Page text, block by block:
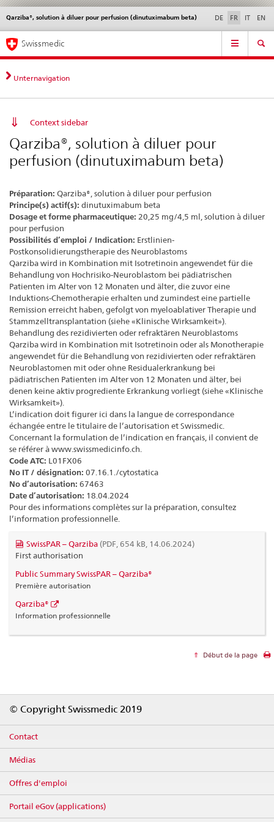
Navigation
directe:
actualités,
bases
contact
Actualités & Mises à
normes
Contact | Support &
aide
Qarziba®, solution à diluer pour perfusion (dinutuximabum beta) DE FR IT EN
Service
Navigation
Swissmedic
Unternavigation
Context sidebar
Qarziba®, solution à diluer pour
perfusion (dinutuximabum beta)
Préparation: Qarziba®, solution à diluer pour perfusion
Principe(s) actif(s): dinutuximabum beta
Dosage et forme pharmaceutique: 20,25 mg/4,5 ml, solution à diluer
pour perfusion
Possibilités d’emploi / Indication: Erstlinien-
Postkonsolidierungstherapie des Neuroblastoms
Qarziba wird in Kombination mit Isotretinoin angewendet für die
Behandlung von Hochrisiko-Neuroblastom bei pädiatrischen
Patienten im Alter von 12 Monaten und älter, die zuvor eine
Induktions-Chemotherapie erhalten und zumindest eine partielle
Remission erreicht haben, gefolgt von myeloablativer Therapie und
Stammzelltransplantation (siehe «Klinische Wirksamkeit»).
Behandlung des rezidivierten oder refraktären Neuroblastoms
Qarziba wird in Kombination mit Isotretinoin oder als Monotherapie
angewendet für die Behandlung von rezidivierten oder refraktären
Neuroblastomen mit oder ohne Residualerkrankung bei
pädiatrischen Patienten im Alter von 12 Monaten und älter, bei
denen keine aktiv progrediente Erkrankung vorliegt (siehe «Klinische
Wirksamkeit»).
L’indication doit figurer ici dans la langue de correspondance
échangée entre le titulaire de l’autorisation et Swissmedic.
Concernant la formulation de l’indication en français, il convient de
se référer à www.swissmedicinfo.ch.
Code ATC: L01FX06
No IT / désignation: 07.16.1./cytostatica
No d’autorisation: 67463
Date d’autorisation: 18.04.2024
Pour des informations complètes sur la préparation, consultez
l’information professionnelle.
SwissPAR – Qarziba (PDF, 654 kB, 14.06.2024)
First authorisation
Public Summary SwissPAR – Qarziba®
Première autorisation
Qarziba®
Information professionnelle
Début de la page
© Copyright Swissmedic 2019
Contact
Médias
Offres d'emploi
Portail eGov (applications)